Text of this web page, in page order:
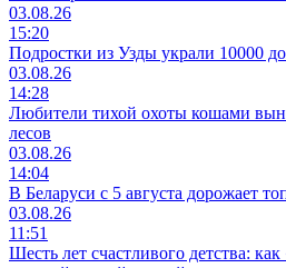
03.08.26
15:20
Подростки из Узды украли 10000
03.08.26
14:28
Любители тихой охоты кошами
лесов
03.08.26
14:04
В Беларуси с 5 августа дорожает
03.08.26
11:51
Шесть лет счастливого детства: